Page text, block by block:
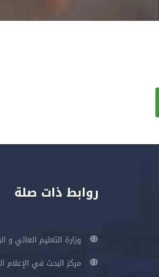
روابط ذات صلة
وزارة التعليم العالي و
مركز البحث في الإعلام